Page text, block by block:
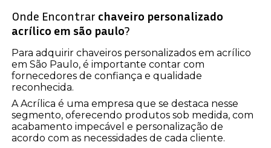
Onde Encontrar chaveiro personalizado
acrílico em são paulo?
Para adquirir chaveiros personalizados em acrílico
em São Paulo, é importante contar com
fornecedores de confiança e qualidade
reconhecida.
A Acrílica é uma empresa que se destaca nesse
segmento, oferecendo produtos sob medida, com
acabamento impecável e personalização de
acordo com as necessidades de cada cliente.